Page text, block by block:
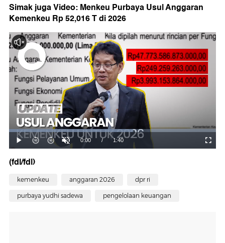
Simak juga Video: Menkeu Purbaya Usul Anggaran
Kemenkeu Rp 52,016 T di 2026
(fdl/fdl)
kemenkeu anggaran 2026 dpr ri
purbaya yudhi sadewa pengelolaan keuangan